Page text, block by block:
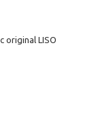
original LISO